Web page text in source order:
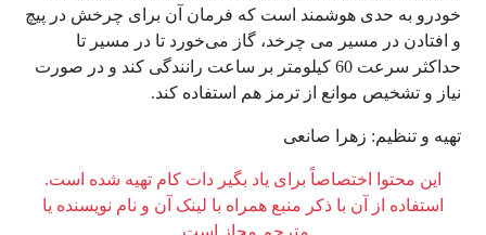
خودرو به حدی هوشمند است که فرمان آن برای چرخش در پیچ
و افتادن در مسیر می ‌چرخد، گاز می‌خورد تا در مسیر تا
حداکثر سرعت 60 کیلومتر بر ساعت رانندگی کند و در صورت
نیاز و تشخیص موانع از ترمز هم استفاده کند.
تهیه و تنظیم: زهرا صانعی
این محتوا اختصاصاً برای یاد بگیر دات کام تهیه شده است.
استفاده از آن با ذکر منبع همراه با لینک آن و نام نویسنده یا